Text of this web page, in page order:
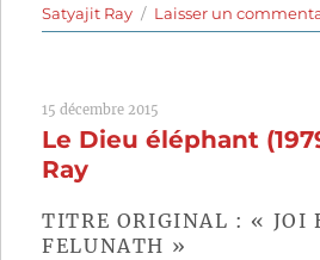
Satyajit Ray
Laisser un
15 décembre 2015
Le Dieu éléphant
Ray
TITRE ORIGINAL : « JOI
FELUNATH »